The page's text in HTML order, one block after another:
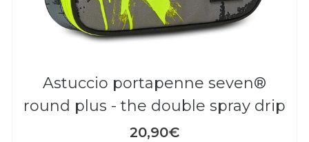
astuccio portapenne seven®
round plus - the double spray drip
20,90€